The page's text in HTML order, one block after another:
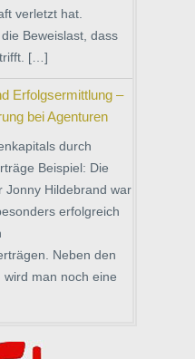
verletzt hat.
Beweislast, dass
trifft. […]
Erfolgsermittlung –
bei Agenturen
durch
Beispiel: Die
Jonny Hildebrand war
erfolgreich
Neben den
man noch eine